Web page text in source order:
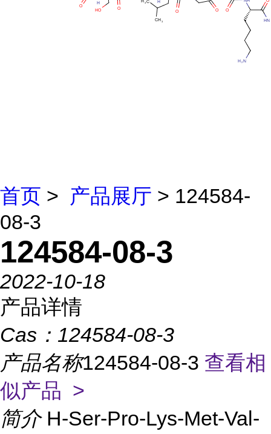
首页 > 产品展厅 > 124584-
08-3
124584-08-3
2022-10-18
产品详情
Cas： 124584-08-3
产品名称124584-08-3 查看相
似产品 >
简介 H-Ser-Pro-Lys-Met-Val-